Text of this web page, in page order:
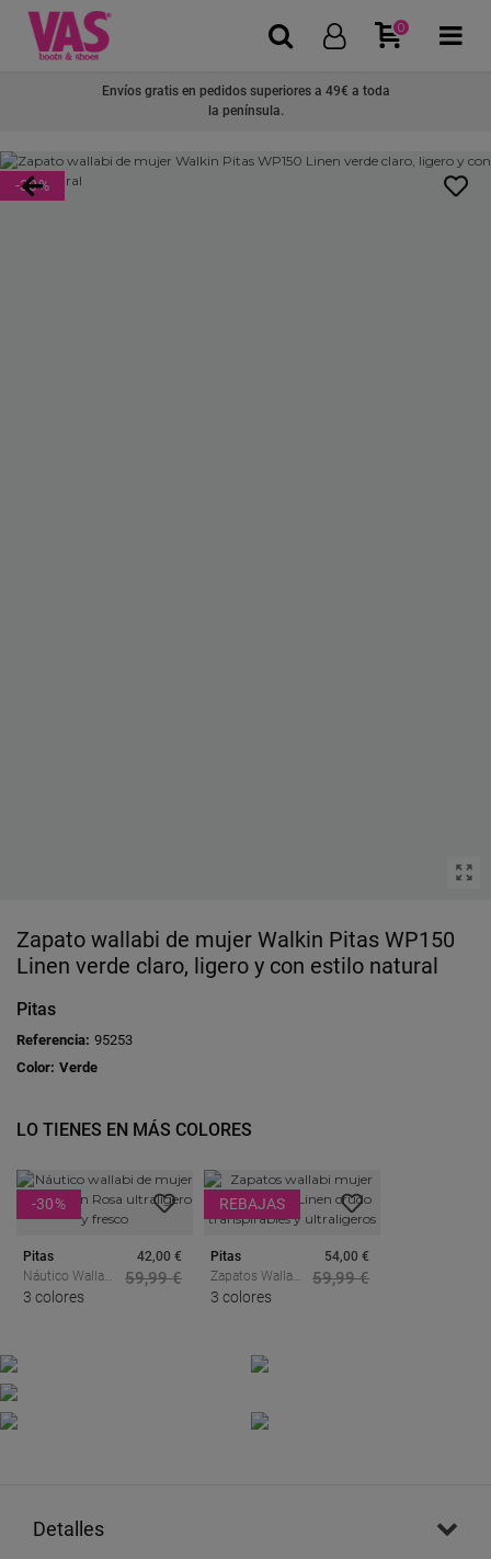
0
Envíos gratis en pedidos superiores a 49€ a toda
la península.
-30%
Zapato wallabi de mujer Walkin Pitas WP150
Linen verde claro, ligero y con estilo natural
Pitas
Referencia: 95253
Color: Verde
LO TIENES EN MÁS COLORES
-30%
Pitas
Náutico Wallabi
De Mujer Pitas
3 colores
42,00 €
59,99 €
REBAJAS
Pitas
Zapatos Wallabi
Mujer Pitas
Transpirables Y
Ultraligeros
3 colores
54,00 €
59,99 €
detalles